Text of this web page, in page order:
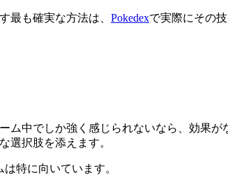
最も確実な方法は、 Pokedexで実際にその
中でしか強く感じられないなら、効果が
選択肢を添えます。
特に向いています。